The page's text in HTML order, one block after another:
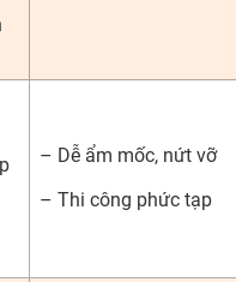
– Dễ ẩm mốc, nứt vỡ
– Thi công phức tạp